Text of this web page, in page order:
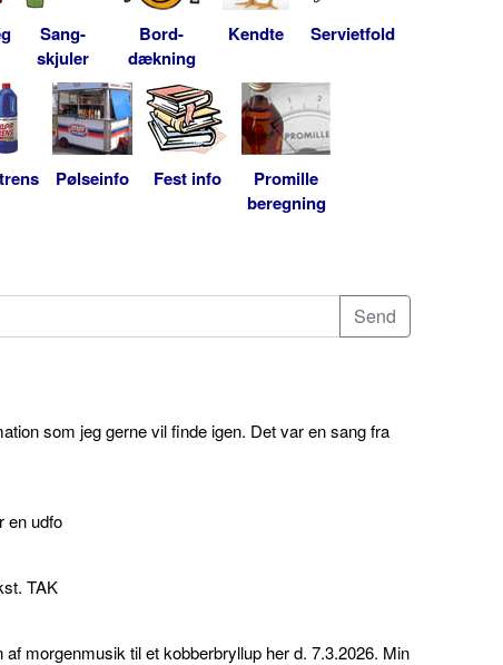
Sang-
skjuler
Bord-
dækning
Kendte Servietfold
Pølseinfo Fest info
Promille
beregning
som jeg gerne vil finde igen. Det var en sang fra
en udfo
TAK
morgenmusik til et kobberbryllup her d. 7.3.2026. Min